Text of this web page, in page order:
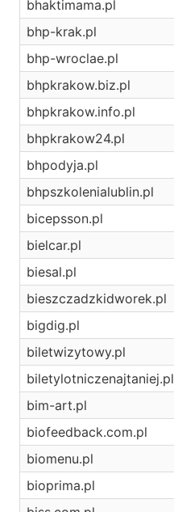
bhaktimama.pl
bhp-krak.pl
bhp-wroclae.pl
bhpkrakow.biz.pl
bhpkrakow.info.pl
bhpkrakow24.pl
bhpodyja.pl
bhpszkolenialublin.pl
bicepsson.pl
bielcar.pl
biesal.pl
bieszczadzkidworek.pl
bigdig.pl
biletwizytowy.pl
biletylotniczenajtaniej.pl
bim-art.pl
biofeedback.com.pl
biomenu.pl
bioprima.pl